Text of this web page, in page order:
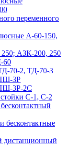
переменного
А-60-150,
АЗК-200, 250
60
70-2, ТД-70-3
3Р
3P-2С
С-1, С-2
бесконтактные
дистанционный